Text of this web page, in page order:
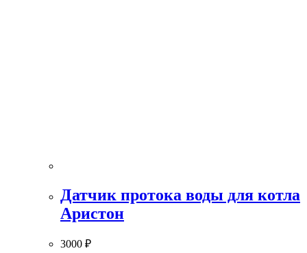
Датчик протока воды для котла
Аристон
3000 ₽